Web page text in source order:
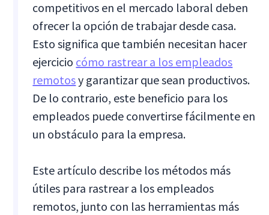
competitivos en el mercado laboral deben
ofrecer la opción de trabajar desde casa.
Esto significa que también necesitan hacer
ejercicio cómo rastrear a los empleados
remotosy garantizar que sean productivos.
De lo contrario, este beneficio para los
empleados puede convertirse fácilmente en
un obstáculo para la empresa.
Este artículo describe los métodos más
útiles para rastrear a los empleados
remotos, junto con las herramientas más